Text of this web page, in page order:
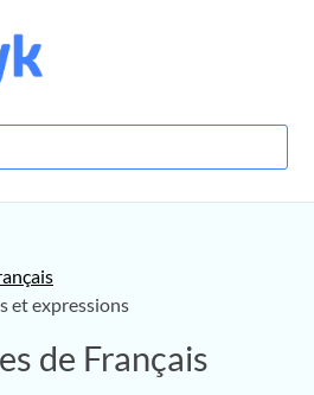
et expressions
de Français